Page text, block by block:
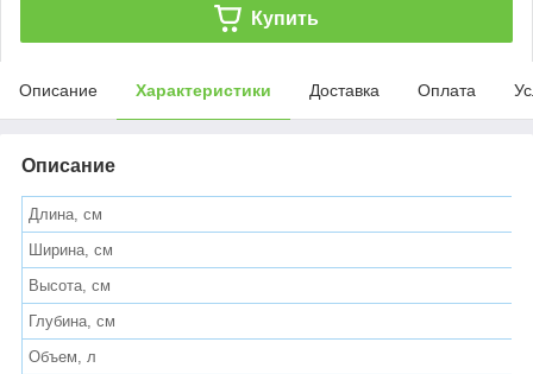
Купить
Описание Характеристики Доставка Оплата
Описание
Длина, см
Ширина, см
Высота, см
Глубина, см
Объем, л